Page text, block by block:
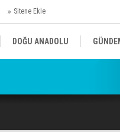
Sitene Ekle
DOĞU ANADOLU